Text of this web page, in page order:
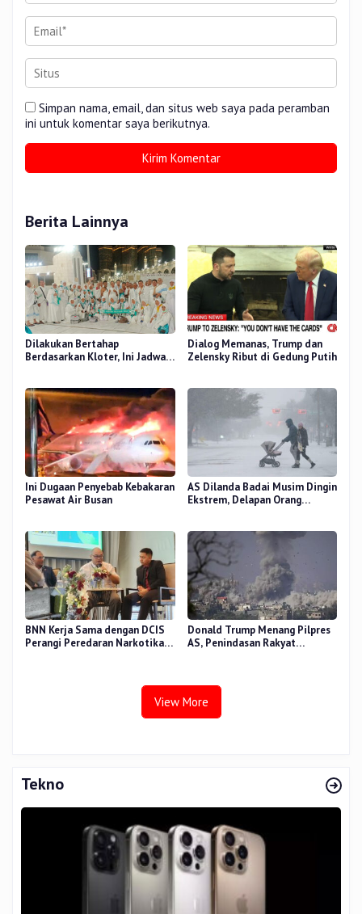
Simpan nama, email, dan situs web saya pada peramban
ini untuk komentar saya berikutnya.
Berita Lainnya
Dilakukan Bertahap
Berdasarkan Kloter, Ini Jadwal
Dialog Memanas, Trump dan
Zelensky Ribut di Gedung Putih
Ini Dugaan Penyebab Kebakaran
Pesawat Air Busan
AS Dilanda Badai Musim Dingin
Ekstrem, Delapan Orang
BNN Kerja Sama dengan DCIS
Perangi Peredaran Narkotika
Donald Trump Menang Pilpres
AS, Penindasan Rakyat
View More
Tekno